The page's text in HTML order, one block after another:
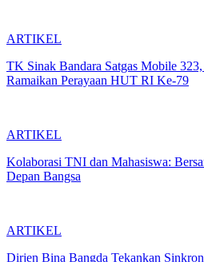
ARTIKEL
TK Sinak Bandara Satgas Mobile
Ramaikan Perayaan HUT RI Ke-79
ARTIKEL
Kolaborasi TNI dan Mahasiswa:
Depan Bangsa
ARTIKEL
Dirjen Bina Bangda Tekankan